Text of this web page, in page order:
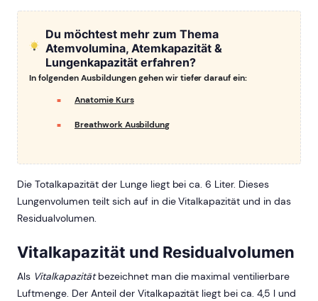
Du möchtest mehr zum Thema
Atemvolumina, Atemkapazität &
Lungenkapazität erfahren?
In folgenden Ausbildungen gehen wir tiefer darauf ein:
Anatomie Kurs
Breathwork Ausbildung
Die Totalkapazität der Lunge liegt bei ca. 6 Liter. Dieses
Lungenvolumen teilt sich auf in die Vitalkapazität und in das
Residualvolumen.
Vitalkapazität und Residualvolumen
Als Vitalkapazitätbezeichnet man die maximal ventilierbare
Luftmenge. Der Anteil der Vitalkapazität liegt bei ca. 4,5 l und